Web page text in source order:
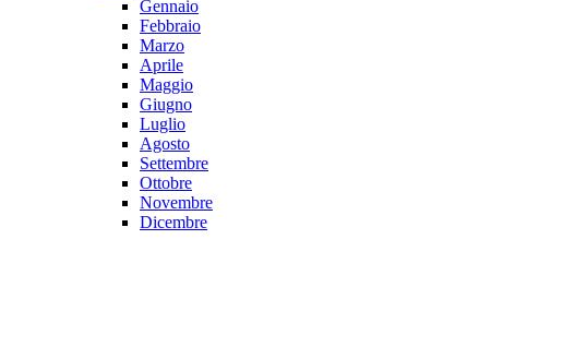
Gennaio
Febbraio
Marzo
Aprile
Maggio
Giugno
Luglio
Agosto
Settembre
Ottobre
Novembre
Dicembre